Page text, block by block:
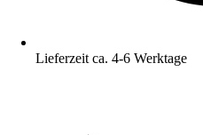
Lieferzeit ca. 4-6 Werktage